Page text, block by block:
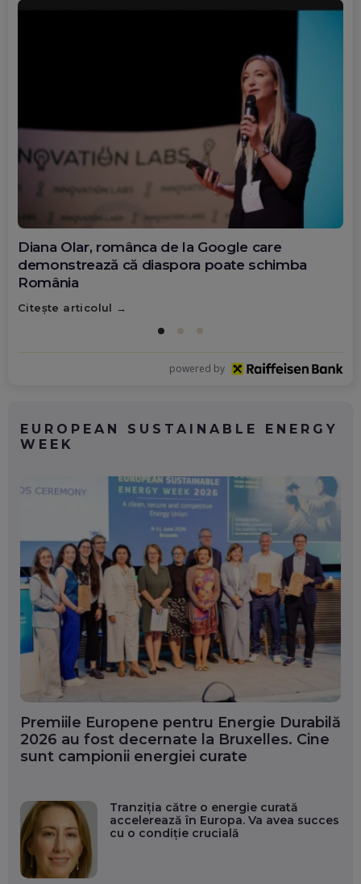
Diana Olar, românca de la Google care
demonstrează că diaspora poate schimba
România
Citește articolul
powered by
EUROPEAN SUSTAINABLE ENERGY
WEEK
Premiile Europene pentru Energie Durabilă
2026 au fost decernate la Bruxelles. Cine
sunt campionii energiei curate
Tranziția către o energie curată
accelerează în Europa. Va avea succes
cu o condiție crucială